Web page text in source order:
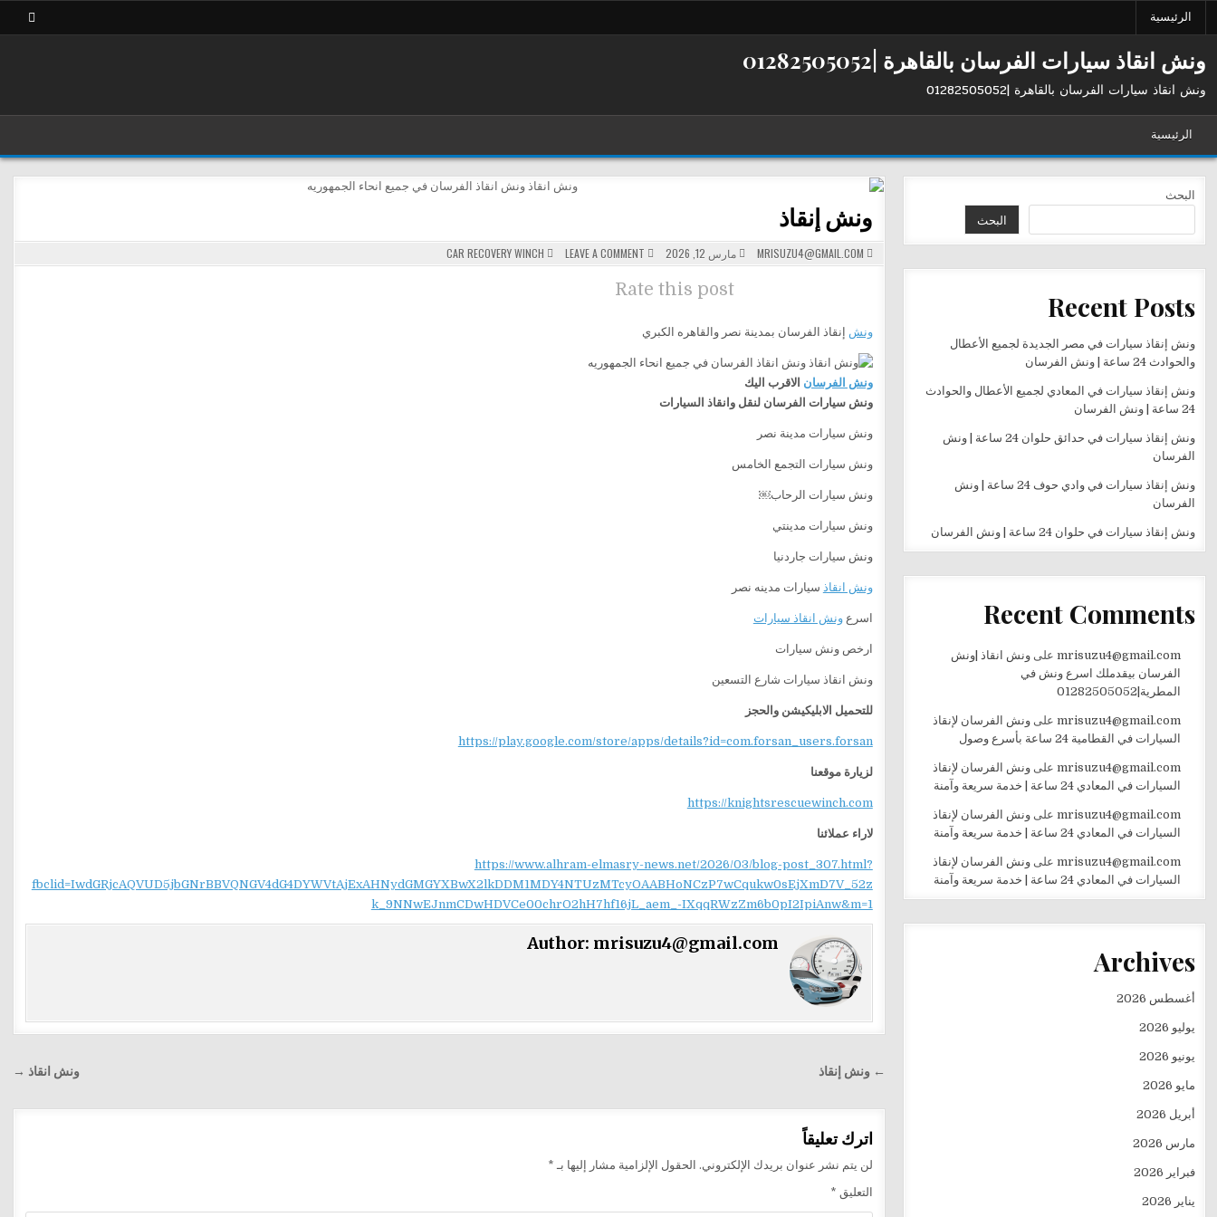
الرئيسية
ونش انقاذ سيارات الفرسان بالقاهرة |01282505052
ونش انقاذ سيارات الفرسان بالقاهرة |01282505052
الرئيسية
ونش إنقاذ
MRISUZU4@GMAIL.COM مارس 12, 2026 LEAVE A COMMENT
ON
ونش
POSTED
IN
CAR RECOVERY WINCH
Rate this post
ونش إنقاذ الفرسان بمدينة نصر والقاهره الكبري
ونش الفرسان الاقرب اليك
ونش سيارات الفرسان لنقل وانقاذ السيارات
ونش سيارات مدينة نصر
ونش سيارات التجمع الخامس
‏ونش ‏سيارات الرحاب￼
‏ونش سيارات مدينتي
ونش سيارات جاردنيا
ونش انقاذ سيارات مدينه نصر
اسرعونش انقاذ سيارات
ارخص ونش سيارات
ونش انقاذ سيارات شارع التسعين
للتحميل الابليكيشن والحجز
https://play.google.com/store/apps/details?id=com.forsan_users.forsan
لزيارة موقعنا
https://knightsrescuewinch.com
لاراء عملائنا
https://www.alhram-elmasry-news.net/2026/03/blog-post_307.html?
fbclid=IwdGRjcAQVUD5jbGNrBBVQNGV4dG4DYWVtAjExAHNydGMGYXBwX2lkDDM1MDY4NTUzMTcyOAABHoNCzP7wCqukw0sEjXmD7V_52z
k_9NNwEJnmCDwHDVCe00chrO2hH7hf16jL_aem_-IXqqRWzZm6b0pI2IpiAnw&m=1
Author: mrisuzu4@gmail.com
تصفّح ونش انقاذ → ← ونش إنقاذ
اترك تعليقاً
لن يتم نشر عنوان بريدك الإلكتروني. الحقول الإلزامية مشار إليها بـ *
التعليق *
البحث
البحث
Recent Posts
ونش إنقاذ سيارات في مصر الجديدة لجميع الأعطال
والحوادث 24 ساعة | ونش الفرسان
ونش إنقاذ سيارات في المعادي لجميع الأعطال والحوادث
24 ساعة | ونش الفرسان
ونش إنقاذ سيارات في حدائق حلوان 24 ساعة | ونش
الفرسان
ونش إنقاذ سيارات في وادي حوف 24 ساعة | ونش
الفرسان
ونش إنقاذ سيارات في حلوان 24 ساعة | ونش الفرسان
Recent Comments
mrisuzu4@gmail.comعلى ونش انقاذ |ونش
الفرسان بيقدملك اسرع ونش في
المطرية|01282505052
mrisuzu4@gmail.comعلى ونش الفرسان لإنقاذ
السيارات في القطامية 24 ساعة بأسرع وصول
mrisuzu4@gmail.comعلى ونش الفرسان لإنقاذ
السيارات في المعادي 24 ساعة | خدمة سريعة وآمنة
mrisuzu4@gmail.comعلى ونش الفرسان لإنقاذ
السيارات في المعادي 24 ساعة | خدمة سريعة وآمنة
mrisuzu4@gmail.comعلى ونش الفرسان لإنقاذ
السيارات في المعادي 24 ساعة | خدمة سريعة وآمنة
Archives
أغسطس 2026
يوليو 2026
يونيو 2026
مايو 2026
أبريل 2026
مارس 2026
فبراير 2026
يناير 2026